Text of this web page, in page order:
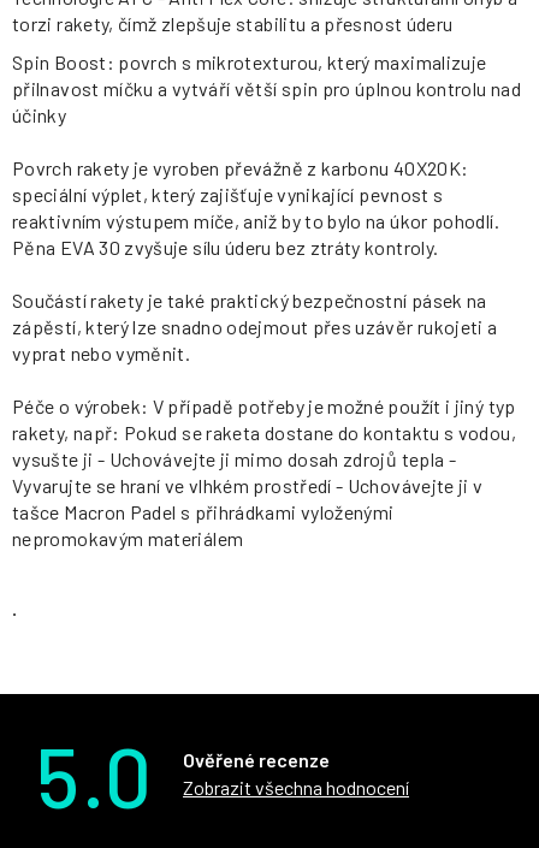
torzi rakety, čímž zlepšuje stabilitu a přesnost úderu
Spin Boost: povrch s mikrotexturou, který maximalizuje
přilnavost míčku a vytváří větší spin pro úplnou kontrolu nad
účinky
Povrch rakety je vyroben převážně z karbonu 40X20K:
speciální výplet, který zajišťuje vynikající pevnost s
reaktivním výstupem míče, aniž by to bylo na úkor pohodlí.
Pěna EVA 30 zvyšuje sílu úderu bez ztráty kontroly.
Součástí rakety je také praktický bezpečnostní pásek na
zápěstí, který lze snadno odejmout přes uzávěr rukojeti a
vyprat nebo vyměnit.
Péče o výrobek: V případě potřeby je možné použít i jiný typ
rakety, např: Pokud se raketa dostane do kontaktu s vodou,
vysušte ji - Uchovávejte ji mimo dosah zdrojů tepla -
Vyvarujte se hraní ve vlhkém prostředí - Uchovávejte ji v
tašce Macron Padel s přihrádkami vyloženými
nepromokavým materiálem
.
5.0
Ověřené recenze
Zobrazit všechna hodnocení